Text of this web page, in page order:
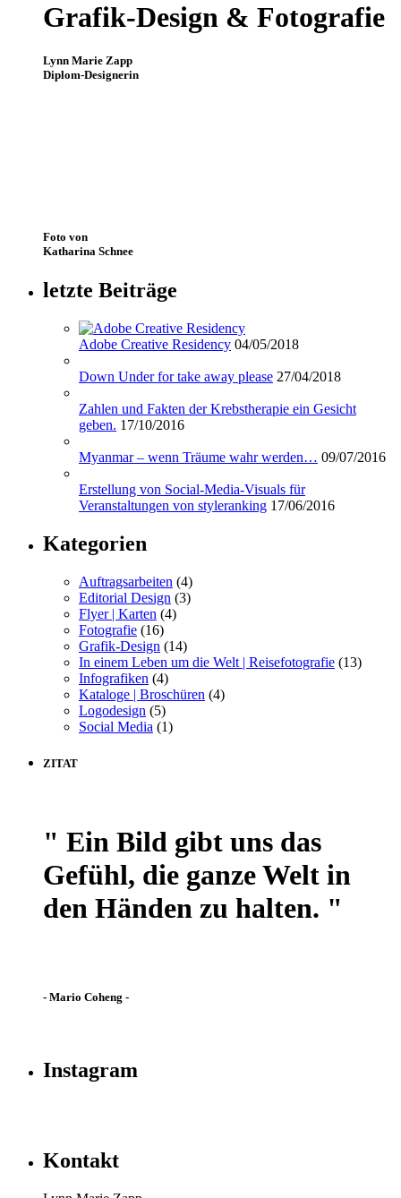
Grafik-Design & Fotografie
Lynn Marie Zapp
Diplom-Designerin
Foto von
Katharina Schnee
letzte Beiträge
Adobe Creative Residency 04/05/2018
Down Under for take away please 27/04/2018
Zahlen und Fakten der Krebstherapie ein Gesicht
geben. 17/10/2016
Myanmar – wenn Träume wahr werden… 09/07/2016
Erstellung von Social-Media-Visuals für
Veranstaltungen von styleranking 17/06/2016
Kategorien
Auftragsarbeiten (4)
Editorial Design (3)
Flyer | Karten (4)
Fotografie (16)
Grafik-Design (14)
In einem Leben um die Welt | Reisefotografie (13)
Infografiken (4)
Kataloge | Broschüren (4)
Logodesign (5)
Social Media (1)
ZITAT
" Ein Bild gibt uns das
Gefühl, die ganze Welt in
den Händen zu halten. "
- Mario Coheng -
Instagram
Kontakt